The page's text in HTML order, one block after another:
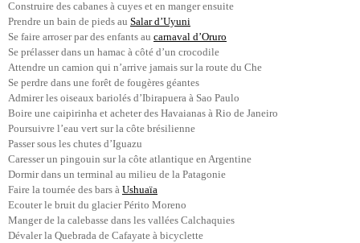
Construire des cabanes à cuyes et en manger ensuite
Prendre un bain de pieds au Salar d’Uyuni
Se faire arroser par des enfants au carnaval d’Oruro
Se prélasser dans un hamac à côté d’un crocodile
Attendre un camion qui n’arrive jamais sur la route du Che
Se perdre dans une forêt de fougères géantes
Admirer les oiseaux bariolés d’Ibirapuera à Sao Paulo
Boire une caipirinha et acheter des Havaianas à Rio de Janeiro
Poursuivre l’eau vert sur la côte brésilienne
Passer sous les chutes d’Iguazu
Caresser un pingouin sur la côte atlantique en Argentine
Dormir dans un terminal au milieu de la Patagonie
Faire la tournée des bars à Ushuaïa
Ecouter le bruit du glacier Périto Moreno
Manger de la calebasse dans les vallées Calchaquies
Dévaler la Quebrada de Cafayate à bicyclette